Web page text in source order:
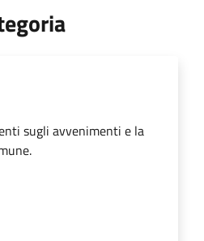
sugli avvenimenti e la